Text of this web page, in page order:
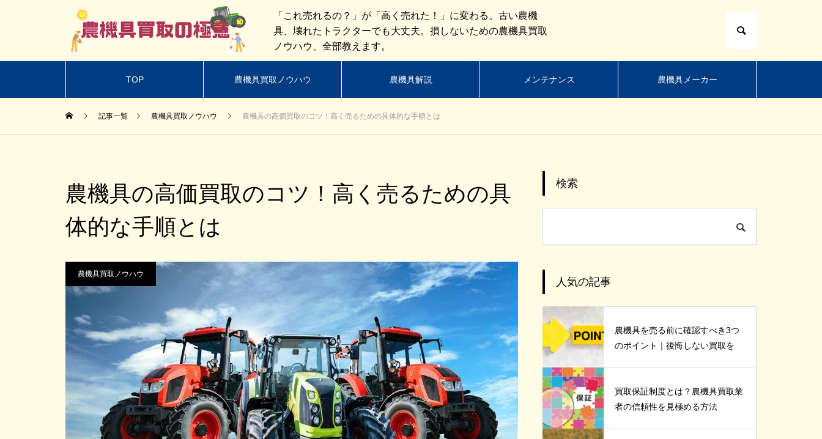
「これ売れるの？」が「高く売れた！」に変わる。古い農機
具、壊れたトラクターでも大丈夫。損しないための農機具買取
ノウハウ、全部教えます。
TOP 農機具買取ノウハウ 農機具解説 メンテナンス 農機具メーカー
記事一覧 農機具買取ノウハウ 農機具の高価買取のコツ！高く売るための具体的な手順とは
農機具の高価買取のコツ！高く売るための具
体的な手順とは
農機具買取ノウハウ
検索
人気の記事
農機具を売る前に確認すべき3つ
のポイント｜後悔しない買取を
買取保証制度とは？農機具買取業
者の信頼性を見極める方法